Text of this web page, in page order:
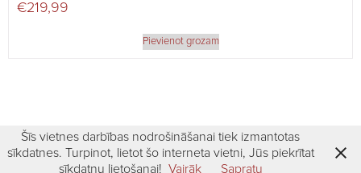
€219,99
Pievienot grozam
Šīs vietnes darbības nodrošināšanai tiek izmantotas
sīkdatnes. Turpinot, lietot šo interneta vietni, Jūs piekrītat
sīkdatņu lietošanai! Vairāk Sapratu